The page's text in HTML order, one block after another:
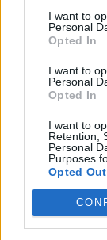
I want to
Personal
Opted In
I want to
Personal
Opted In
I want to
Retention,
Personal
Purposes
Opted Out
Férfi csapat:
Angyal Dániel,
Varga Dénes,
Gergő.
Női csapat:
kapusok;
Brigitta,
Keszthelyi
Parkes